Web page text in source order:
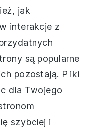
jak
interakcje z
są popularne
pozostają. Pliki
dla Twojego
szybciej i